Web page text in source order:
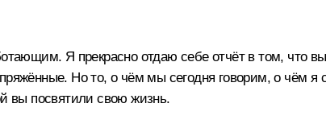
Я прекрасно отдаю себе отчёт в том, что
Но то, о чём мы сегодня говорим, о чём я
вы посвятили свою жизнь.